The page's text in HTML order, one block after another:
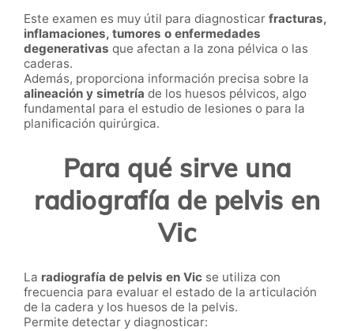
Este examen es muy útil para diagnosticar fracturas,
inflamaciones, tumores o enfermedades
degenerativas que afectan a la zona pélvica o las
caderas.
Además, proporciona información precisa sobre la
alineación y simetría de los huesos pélvicos, algo
fundamental para el estudio de lesiones o para la
planificación quirúrgica.
Para qué sirve una
radiografía de pelvis en
Vic
La radiografía de pelvis en Vic se utiliza con
frecuencia para evaluar el estado de la articulación
de la cadera y los huesos de la pelvis.
Permite detectar y diagnosticar: